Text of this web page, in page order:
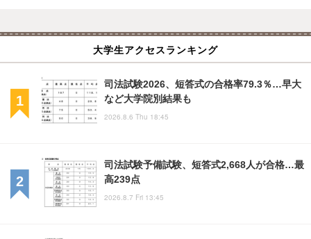
大学生アクセスランキング
司法試験2026、短答式の合格率79.3％…早大
など大学院別結果も
2026.8.6 Thu 18:45
司法試験予備試験、短答式2,668人が合格…最
高239点
2026.8.7 Fri 13:45